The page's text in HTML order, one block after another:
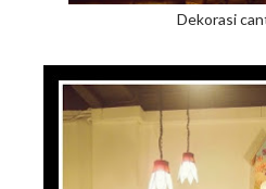
Dekorasi